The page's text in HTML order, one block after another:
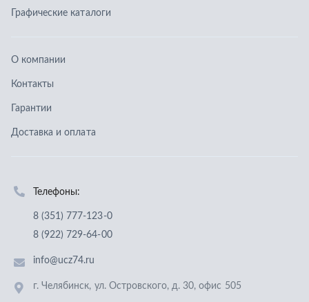
Отправить заявку
Политика конфиденциальности
Разработка - ALGUS